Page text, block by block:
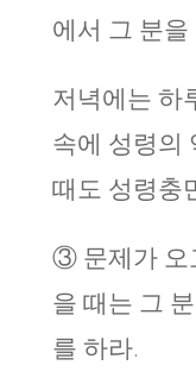
에서 그 분
저녁에는 하
속에 성령의
때도 성령충
③ 문제가 오
을 때는 그
를 하라.